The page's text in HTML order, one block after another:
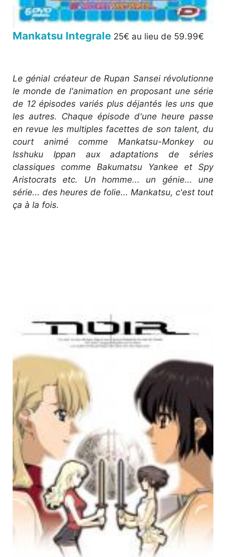
Mankatsu Integrale 25€ au lieu de 59.99€
Le génial créateur de Rupan Sansei révolutionne
le monde de l'animation en proposant une série
de 12 épisodes variés plus déjantés les uns que
les autres. Chaque épisode d'une heure passe
en revue les multiples facettes de son talent, du
court animé comme Mankatsu-Monkey ou
Isshuku Ippan aux adaptations de séries
classiques comme Bakumatsu Yankee et Spy
Aristocrats etc. Un homme... un génie... une
série... des heures de folie... Mankatsu, c'est tout
ça à la fois.